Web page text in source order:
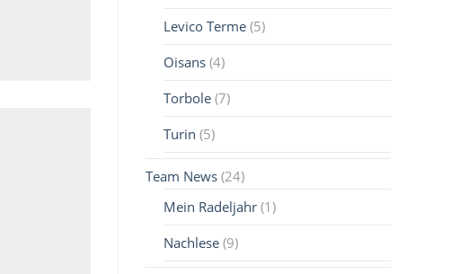
Levico Terme (5)
Oisans (4)
Torbole (7)
Turin (5)
Team News (24)
Mein Radeljahr (1)
Nachlese (9)